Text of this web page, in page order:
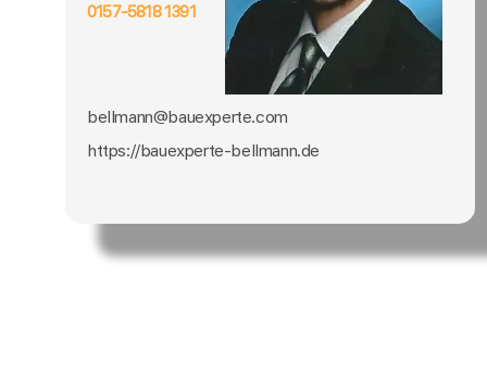
0157-5818 1391
bellmann@bauexperte.com
https://bauexperte-bellmann.de